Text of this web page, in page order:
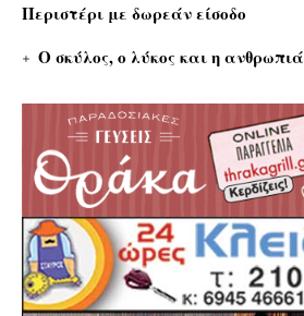
Περιστέρι με δωρεάν είσοδο
Ο σκύλος, ο λύκος και η ανθρωπιά